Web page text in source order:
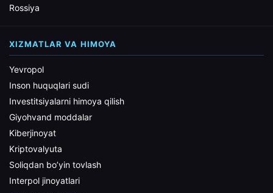
Rossiya
XIZMATLAR VA HIMOYA
Yevropol
Inson huquqlari sudi
Investitsiyalarni himoya qilish
Giyohvand moddalar
Kiberjinoyat
Kriptovalyuta
Soliqdan bo’yin tovlash
Interpol jinoyatlari